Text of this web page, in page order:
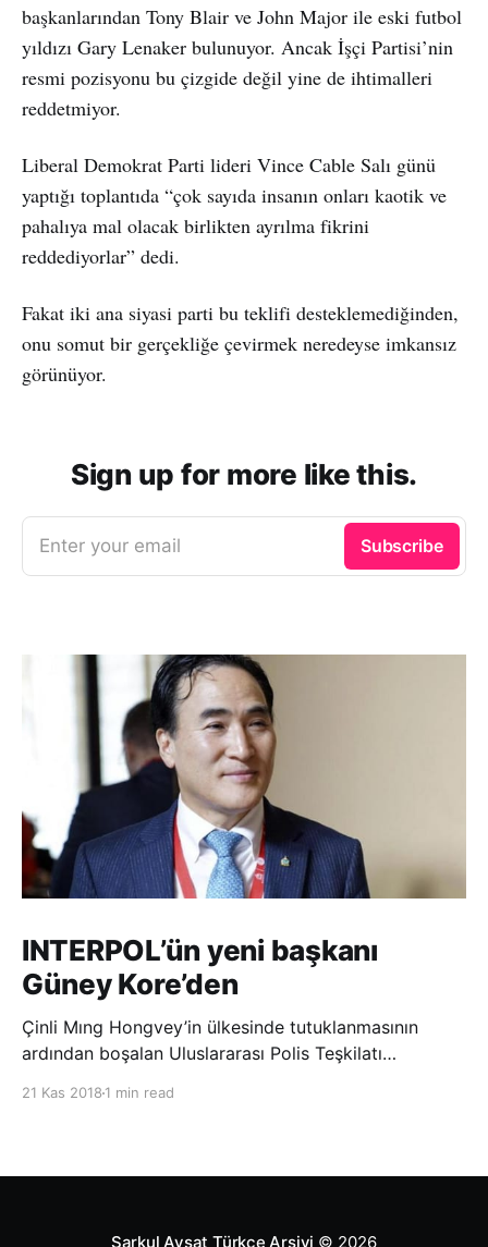
başkanlarından Tony Blair ve John Major ile eski futbol
yıldızı Gary Lenaker bulunuyor. Ancak İşçi Partisi’nin
resmi pozisyonu bu çizgide değil yine de ihtimalleri
reddetmiyor.
Liberal Demokrat Parti lideri Vince Cable Salı günü
yaptığı toplantıda “çok sayıda insanın onları kaotik ve
pahalıya mal olacak birlikten ayrılma fikrini
reddediyorlar” dedi.
Fakat iki ana siyasi parti bu teklifi desteklemediğinden,
onu somut bir gerçekliğe çevirmek neredeyse imkansız
görünüyor.
Sign up for more like this.
Enter your email Subscribe
INTERPOL’ün yeni başkanı
Güney Kore’den
Çinli Mıng Hongvey’in ülkesinde tutuklanmasının
ardından boşalan Uluslararası Polis Teşkilatı
21 Kas 2018 1 min read
Şarkul Avsat Türkçe Arşivi © 2026